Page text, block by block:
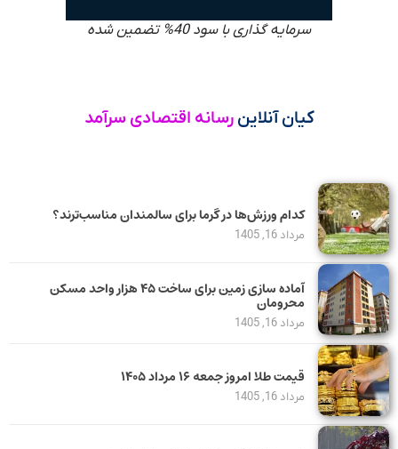
سرمایه گذاری با سود 40% تضمین شده
کیان آنلاین رسانه اقتصادی سرآمد
کدام ورزش‌ها در گرما برای سالمندان مناسب‌ترند؟
مرداد 16, 1405
آماده سازی زمین برای ساخت ۴۵ هزار واحد مسکن
محرومان
مرداد 16, 1405
قیمت طلا امروز جمعه ۱۶ مرداد ۱۴۰۵
مرداد 16, 1405